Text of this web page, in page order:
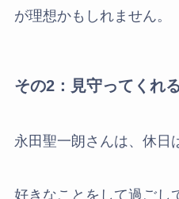
が理想かもしれません。
その2：見守ってくれ
永田聖一朗さんは、休日
好きなことをして過ごし